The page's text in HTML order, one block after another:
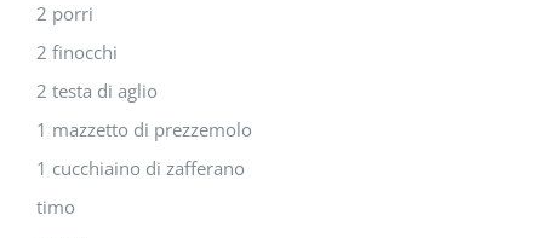
2 porri
2 finocchi
2 testa di aglio
1 mazzetto di prezzemolo
1 cucchiaino di zafferano
timo